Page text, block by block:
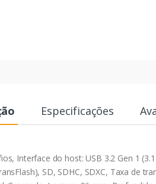
Especificações
Interface do host: USB 3.2 Gen 1
SD, SDHC, SDXC, Taxa de